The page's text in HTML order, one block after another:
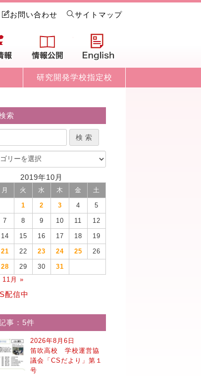
お問い合わせ サイトマップ
進路情報 情報公開
研究開発学校指定校
索
2019年10月
月 火 水 木 金 土
1 2 3 4 5
7 8 9 10 11 12
14 15 16 17 18 19
21 22 23 24 25 26
28 29 30
31
11月 »
配信中
事：5件
2026年8月6日
笛吹高校 学校運営協
議会「CSだより」第１
号